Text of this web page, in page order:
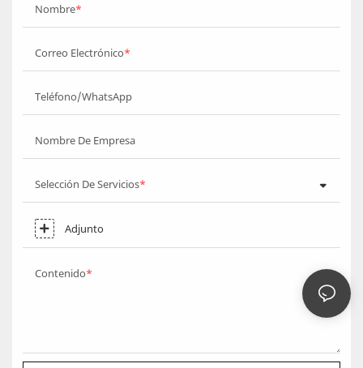
Nombre
Correo Electrónico
Teléfono/WhatsApp
Nombre De Empresa
Selección De Servicios
Adjunto
Contenido